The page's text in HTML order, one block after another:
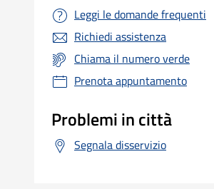
Leggi le domande frequenti
Richiedi assistenza
Chiama il numero verde
Prenota appuntamento
Problemi in città
Segnala disservizio